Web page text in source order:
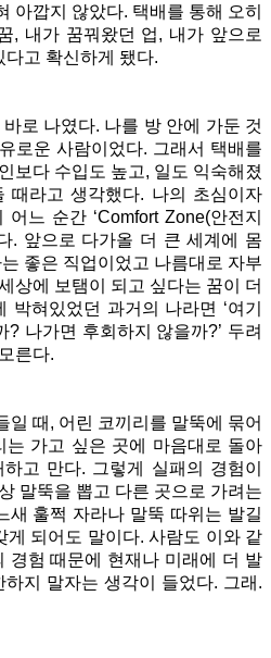
아깝지 않았다. 택배를 통해 오히
, 내가 꿈꿔왔던 업, 내가 앞으로
다고 확신하게 됐다.
로 나였다. 나를 방 안에 가둔 것
로운 사람이었다. 그래서 택배를
보다 수입도 높고, 일도 익숙해졌
때라고 생각했다. 나의 초심이자
느 순간 ‘Comfort Zone(안전지
. 앞으로 다가올 더 큰 세계에 몸
좋은 직업이었고 나름대로 자부
상에 보탬이 되고 싶다는 꿈이 더
혀있었던 과거의 나라면 ‘여기
나가면 후회하지 않을까?’ 두려
른다.
일 때, 어린 코끼리를 말뚝에 묶어
는 가고 싶은 곳에 마음대로 돌아
고 만다. 그렇게 실패의 경험이
말뚝을 뽑고 다른 곳으로 가려는
새 훌쩍 자라나 말뚝 따위는 발길
게 되어도 말이다. 사람도 이와 같
경험 때문에 현재나 미래에 더 발
지 말자는 생각이 들었다. 그래.